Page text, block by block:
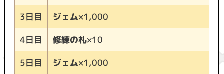
3日目 ジェム×1,000
4日目 修練の札×10
5日目 ジェム×1,000